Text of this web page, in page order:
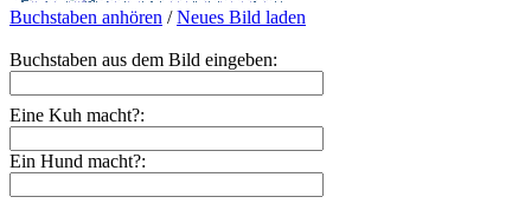
Buchstaben anhören /Neues Bild laden
Buchstaben aus dem Bild eingeben:
Eine Kuh macht?:
Ein Hund macht?: